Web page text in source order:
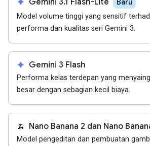
Baru
Model volume tinggi yang sensitif
performa dan kualitas seri Gemini 3.
spark Gemini 3 Flash
Performa kelas terdepan yang
besar dengan sebagian kecil biaya.
🍌 Nano Banana 2 dan Nano
Model pengeditan dan pembuatan